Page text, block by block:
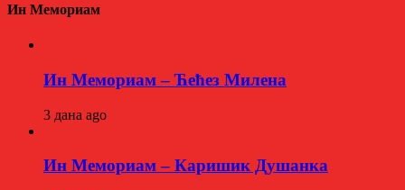
Ин Мемориам
Ин Мемориам – Ћећез Милена
3 дана ago
Ин Мемориам – Каришик Душанка